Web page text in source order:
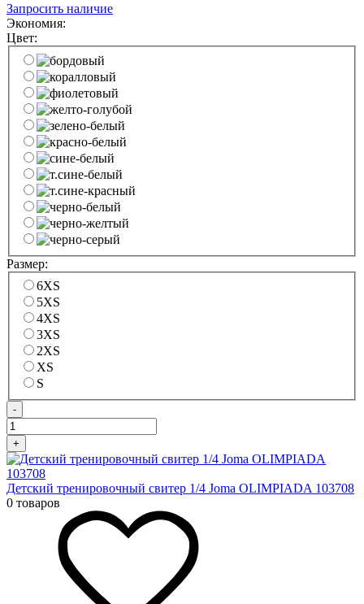
Запросить наличие
Экономия:
Цвет:
Размер:
6XS
5XS
4XS
3XS
2XS
XS
S
-
+
Детский тренировочный свитер 1/4 Joma OLIMPIADA 103708
0 товаров